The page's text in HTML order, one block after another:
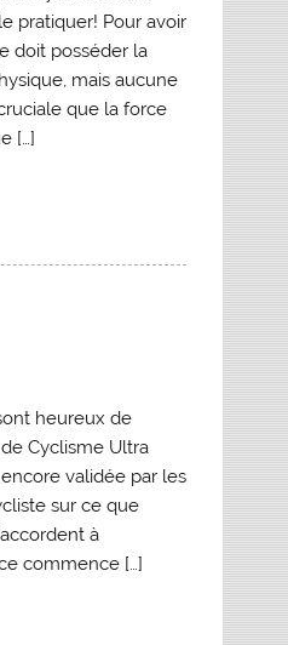
pratiquer! Pour avoir
doit posséder la
mais aucune
que la force
[…]
heureux de
Cyclisme Ultra
validée par les
sur ce que
à
commence […]